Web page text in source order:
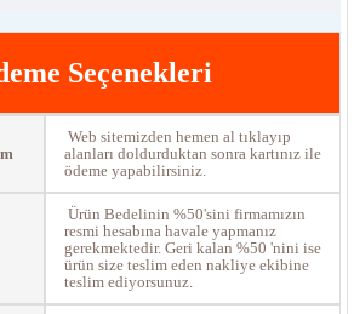
Seçenekleri
Web sitemizden hemen al tıklayıp
alanları doldurduktan sonra kartınız ile
ödeme yapabilirsiniz.
Ürün Bedelinin %50'sini firmamızın
resmi hesabına havale yapmanız
gerekmektedir. Geri kalan %50 'nini ise
ürün size teslim eden nakliye ekibine
teslim ediyorsunuz.